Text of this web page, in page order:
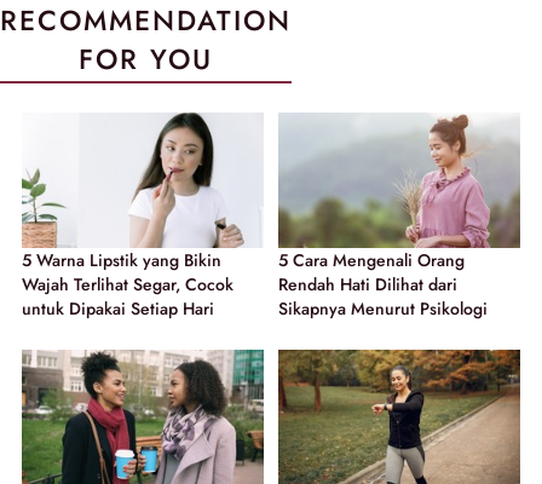
RECOMMENDATION
FOR YOU
5 Warna Lipstik yang Bikin
Wajah Terlihat Segar, Cocok
untuk Dipakai Setiap Hari
5 Cara Mengenali Orang
Rendah Hati Dilihat dari
Sikapnya Menurut Psikologi